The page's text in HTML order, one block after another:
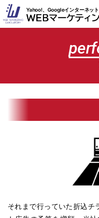
Yahoo!、Googleインターネッ
それまで行っていた折込チ